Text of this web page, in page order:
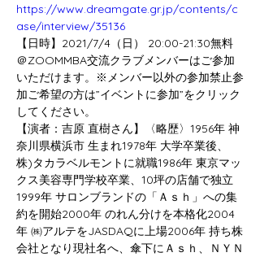
https://www.dreamgate.gr.jp/contents/c
ase/interview/35136
【日時】2021/7/4（日） 20:00-21:30無料
＠ZOOMMBA交流クラブメンバーはご参加
いただけます。※メンバー以外の参加禁止参
加ご希望の方は”イベントに参加”をクリック
してください。
【演者：吉原 直樹さん】〈略歴〉1956年 神
奈川県横浜市 生まれ1978年 大学卒業後、
株)タカラベルモントに就職1986年 東京マッ
クス美容専門学校卒業、10坪の店舗で独立
1999年 サロンブランドの「Ａｓｈ」への集
約を開始2000年 のれん分けを本格化2004
年 ㈱アルテをJASDAQに上場2006年 持ち株
会社となり現社名へ、傘下にＡｓｈ、ＮＹＮ